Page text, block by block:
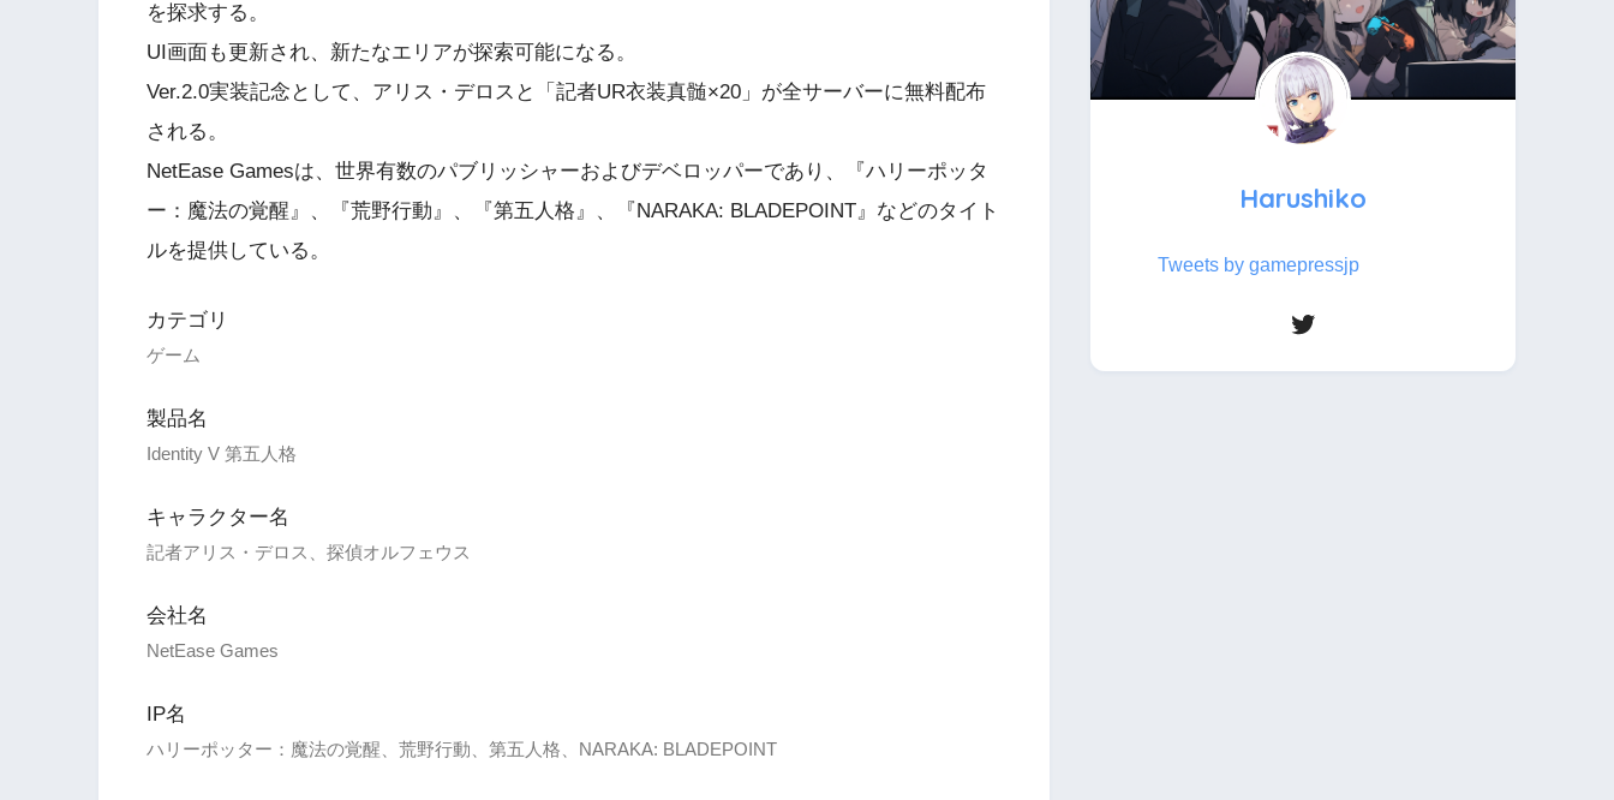
を探求する。
UI画面も更新され、新たなエリアが探索可能になる。
Ver.2.0実装記念として、アリス・デロスと「記者UR衣装真髄×20」が全サーバーに無料配布
される。
NetEase Gamesは、世界有数のパブリッシャーおよびデベロッパーであり、『ハリーポッタ
ー：魔法の覚醒』、『荒野行動』、『第五人格』、『NARAKA: BLADEPOINT』などのタイト
ルを提供している。
カテゴリ
ゲーム
製品名
Identity V 第五人格
キャラクター名
記者アリス・デロス、探偵オルフェウス
会社名
NetEase Games
IP名
ハリーポッター：魔法の覚醒、荒野行動、第五人格、NARAKA: BLADEPOINT
Harushiko
Tweets by gamepressjp